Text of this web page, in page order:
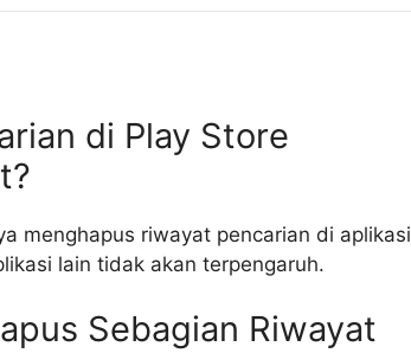
di Play Store
menghapus riwayat pencarian di aplikasi
lain tidak akan terpengaruh.
Sebagian Riwayat